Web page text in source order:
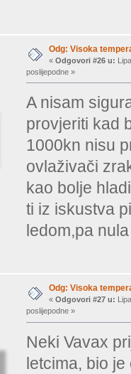
Odg: Visoka
« Odgovori #26 u:
poslijepodne »
A nisam
provjeriti kad
1000kn nisu
ovlaživači
kao bolje
ti iz iskustva
ledom,pa
Odg: Visoka
« Odgovori #27 u:
poslijepodne »
Neki Vavax
letcima, bio